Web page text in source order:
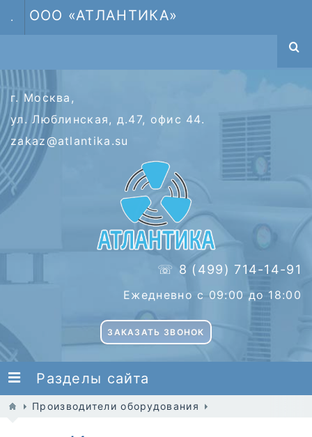
. ООО «АТЛАНТИКА»
г. Москва,
ул. Люблинская, д.47, офис 44.
zakaz@atlantika.su
☏ 8 (499) 714-14-91
Ежедневно с 09:00 до 18:00
ЗАКАЗАТЬ ЗВОНОК
Разделы сайта
Производители оборудования